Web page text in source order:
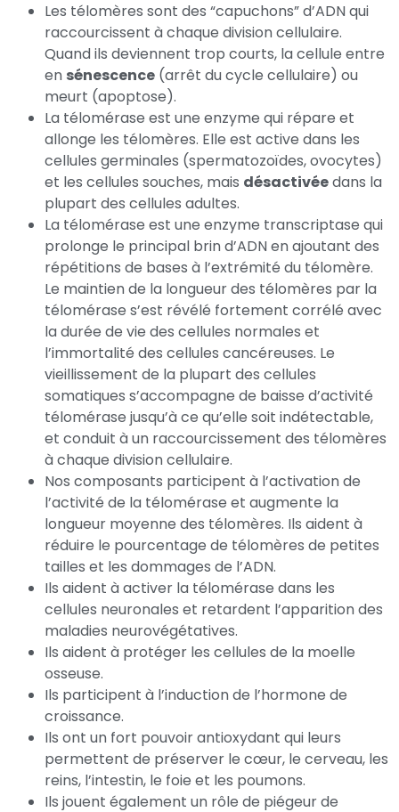
Les télomères sont des “capuchons” d’ADN qui
raccourcissent à chaque division cellulaire.
Quand ils deviennent trop courts, la cellule entre
en sénescence (arrêt du cycle cellulaire) ou
meurt (apoptose).
La télomérase est une enzyme qui répare et
allonge les télomères. Elle est active dans les
cellules germinales (spermatozoïdes, ovocytes)
et les cellules souches, mais désactivéedans la
plupart des cellules adultes.
La télomérase est une enzyme transcriptase qui
prolonge le principal brin d’ADN en ajoutant des
répétitions de bases à l’extrémité du télomère.
Le maintien de la longueur des télomères par la
télomérase s’est révélé fortement corrélé avec
la durée de vie des cellules normales et
l’immortalité des cellules cancéreuses. Le
vieillissement de la plupart des cellules
somatiques s’accompagne de baisse d’activité
télomérase jusqu’à ce qu’elle soit indétectable,
et conduit à un raccourcissement des télomères
à chaque division cellulaire.
Nos composants participent à l’activation de
l’activité de la télomérase et augmente la
longueur moyenne des télomères. Ils aident à
réduire le pourcentage de télomères de petites
tailles et les dommages de l’ADN.
Ils aident à activer la télomérase dans les
cellules neuronales et retardent l’apparition des
maladies neurovégétatives.
Ils aident à protéger les cellules de la moelle
osseuse.
Ils participent à l’induction de l’hormone de
croissance.
Ils ont un fort pouvoir antioxydant qui leurs
permettent de préserver le cœur, le cerveau, les
reins, l’intestin, le foie et les poumons.
Ils jouent également un rôle de piégeur de